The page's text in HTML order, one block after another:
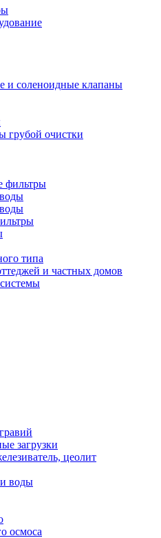
и соленоидные клапаны
очистки
фильтры
типа
и частных домов
загрузки
цеолит
воды
осмоса